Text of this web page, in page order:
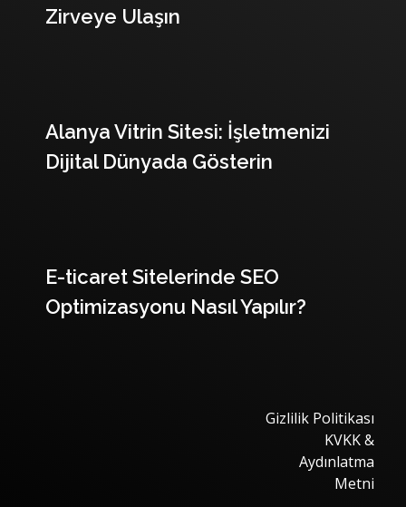
Zirveye Ulaşın
Alanya Vitrin Sitesi: İşletmenizi
Dijital Dünyada Gösterin
E-ticaret Sitelerinde SEO
Optimizasyonu Nasıl Yapılır?
Gizlilik Politikası
KVKK &
Aydınlatma
Metni